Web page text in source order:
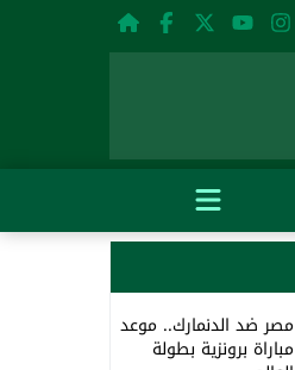
مصر ضد الدنمارك.. موعد
مباراة برونزية بطولة